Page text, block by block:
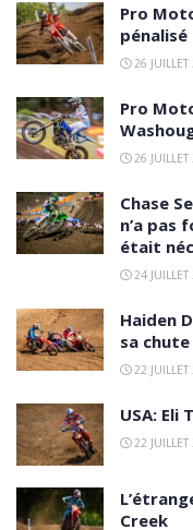
Pro
pénalisé
26 JUILLET
Pro
26 JUILLET
Chase
n’a pas
était
24 JUILLET
Haiden
sa
22 JUILLET
USA: Eli
22 JUILLET
Creek